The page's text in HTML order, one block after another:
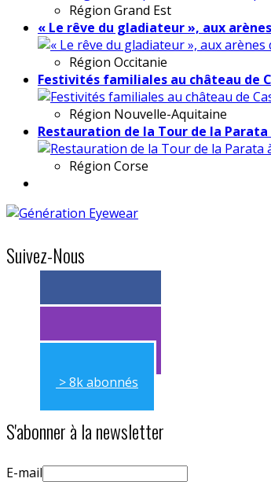
Région Grand Est
« Le rêve du gladiateur », aux
Région Occitanie
Festivités familiales au château de
Région Nouvelle-Aquitaine
Restauration de la Tour de la Parata
Région Corse
Suivez-Nous
> 11k abonnés
> 11k abonnés
> 8k abonnés
S'abonner à la newsletter
E-mail